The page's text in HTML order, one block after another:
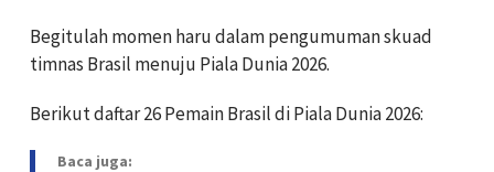
Begitulah momen haru dalam pengumuman skuad
timnas Brasil menuju Piala Dunia 2026.
Berikut daftar 26 Pemain Brasil di Piala Dunia 2026:
Baca juga: